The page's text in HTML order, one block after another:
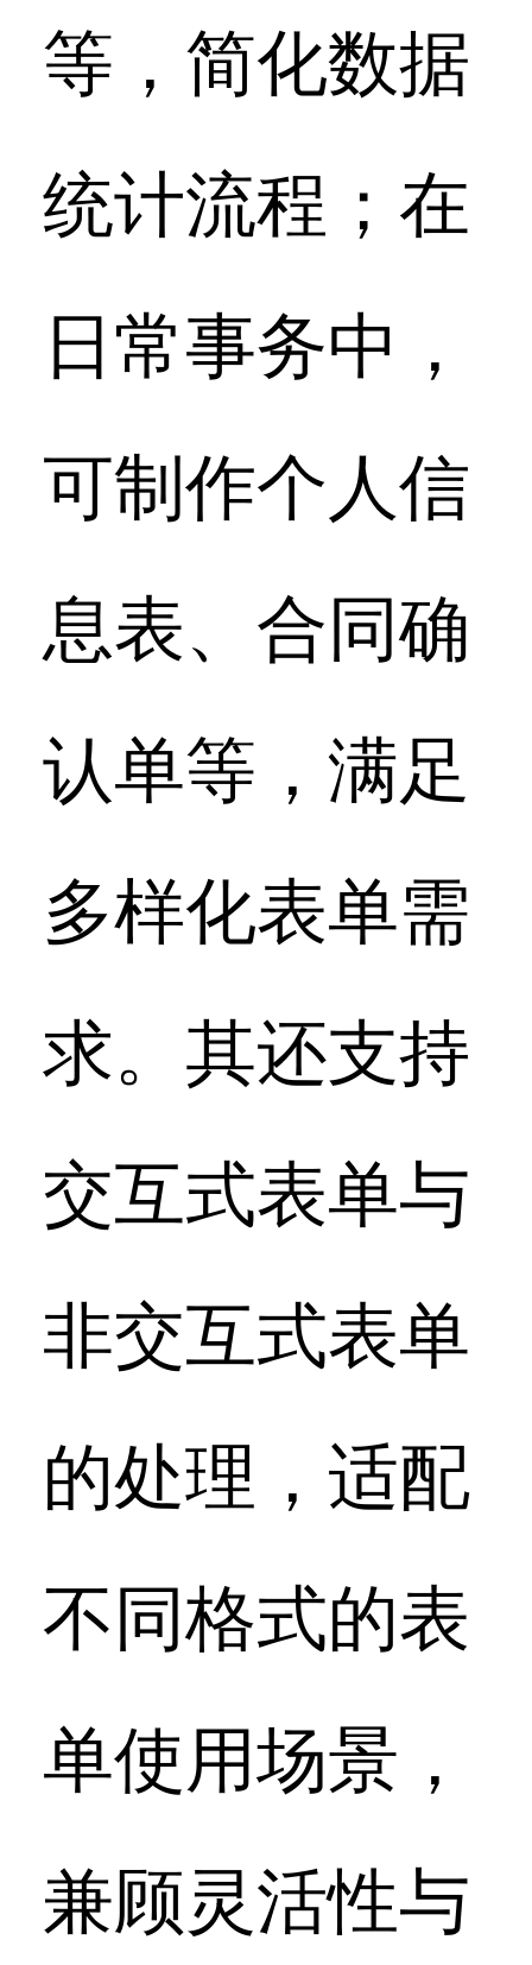
等，简化数据
统计流程；在
日常事务中，
可制作个人信
息表、合同确
认单等，满足
多样化表单需
求。其还支持
交互式表单与
非交互式表单
的处理，适配
不同格式的表
单使用场景，
兼顾灵活性与